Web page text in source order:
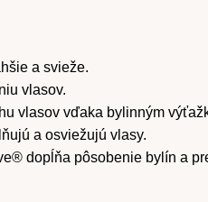
a svieže.
vlasov.
vlasov vďaka bylinným
a osviežujú vlasy.
dopĺňa pôsobenie bylín a